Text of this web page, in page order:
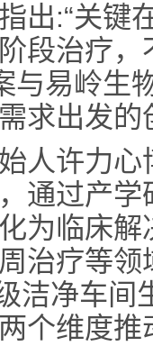
:“关键
段治疗
与易岭生
求出发
许力心
通过产
为临床
治疗等
洁净车间
个维度